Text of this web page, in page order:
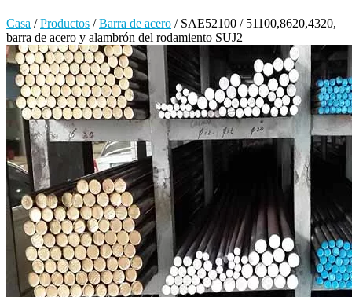
Casa /Productos /Barra de acero / SAE52100 / 51100,8620,4320,
barra de acero y alambrón del rodamiento SUJ2